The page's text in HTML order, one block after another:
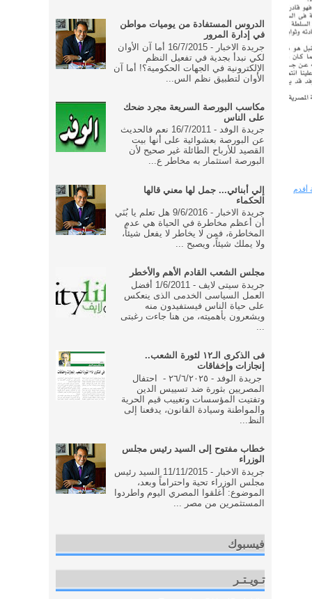
أقدم
الدروس المستفادة من يوميات مواطن
في إدارة المرور
جريدة الاخبار - 16/7/2015 أما آن الأوان
لكي نبدأ بجدية في تفعيل النظم
الإلكترونية في الجهات الحكومية؟! أما آن
الأوان لتطبيق نظم الس...
مكاسب البورصة السريعة مجرد ضحك
على الناس
جريدة الوفد - 16/7/2011 نعم فالحديث
عن البورصة بعشوائية على أنها بيت
القصيد للأرباح الطائلة غير صحيح لأن
البورصة استثمار به مخاطر ع...
إلي أبنائي... جمل لها معني قالها
الحكماء
جريدة الاخبار - 9/6/2016 هل تعلم يا بُنَي
أن أعظم مخاطرة في الحياة هي عدم
المخاطرة، فمن لا يخاطر لا يفعل شيئاً،
ولا يملك شيئاً، ويصبح ...
مجلس الشعب القادم الأهم والأخطر
جريدة سيتى لايف - 1/6/2011 أفضل
العمل السياسى الخدمى الذى ينعكس
على حياة الناس فيستفيدون منه
ويشعرون بأهميته، من هنا جاءت رغبتى
فى الذكرى الـ١٢ لثورة الشعب..
إنجازات وإخفاقات
جريدة الوفد - ٢٦/٦/٢٠٢٥ - احتفال
المصريين بثورة ضد تسييس الدين
وتفتيت المؤسسات وتغييب قيم الحرية
والمواطنة وسيادة القانون، يدفعنا إلى
النظ...
خطاب مفتوح إلى السيد رئيس مجلس
الوزراء
جريدة الاخبار - 11/11/2015 السيد رئيس
مجلس الوزراء تحية واحتراماً وبعد،
الموضوع: أغلقوا المصري اليوم واطردوا
المستثمرين من مصر ...
فيسبوك
تـويـتـر